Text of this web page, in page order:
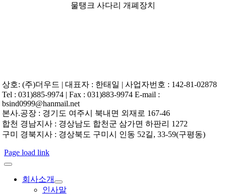
물탱크 사다리 개폐장치
상호: (주)더우드 | 대표자 : 한태일 | 사업자번호 : 142-81-02878
Tel : 031)885-9974 | Fax : 031)883-9974 E-mail :
bsind0999@hanmail.net
본사.공장 : 경기도 여주시 북내면 외재로 167-46
합천 경남지사 : 경상남도 합천군 삼가면 하판리 1272
구미 경북지사 : 경상북도 구미시 인동 52길, 33-59(구평동)
Page load link
회사소개
인사말